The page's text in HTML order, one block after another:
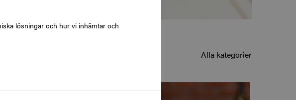
lösningar och hur vi inhämtar och
Alla kategorier